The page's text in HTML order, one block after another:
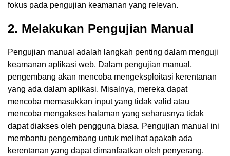
fokus pada pengujian keamanan yang relevan.
2. Melakukan Pengujian Manual
Pengujian manual adalah langkah penting dalam menguji
keamanan aplikasi web. Dalam pengujian manual,
pengembang akan mencoba mengeksploitasi kerentanan
yang ada dalam aplikasi. Misalnya, mereka dapat
mencoba memasukkan input yang tidak valid atau
mencoba mengakses halaman yang seharusnya tidak
dapat diakses oleh pengguna biasa. Pengujian manual ini
membantu pengembang untuk melihat apakah ada
kerentanan yang dapat dimanfaatkan oleh penyerang.